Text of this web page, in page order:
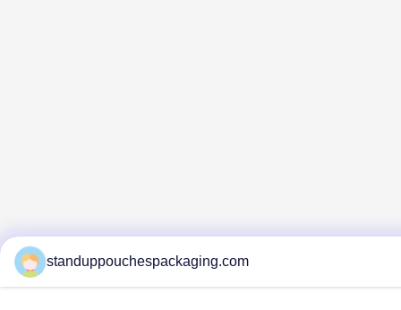
standuppouchespackaging.com